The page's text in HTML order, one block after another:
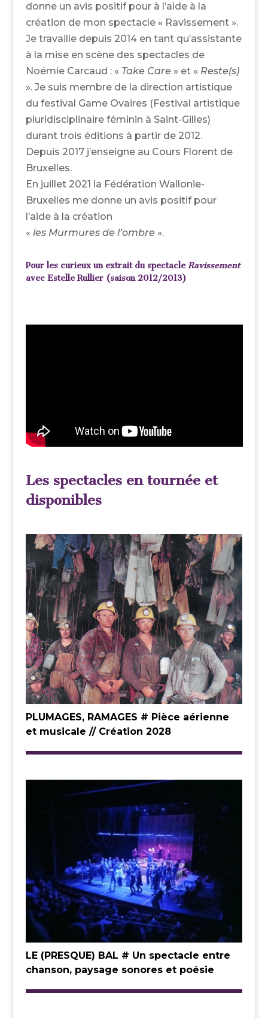
donne un avis positif pour à l’aide à la
création de mon spectacle « Ravissement ».
Je travaille depuis 2014 en tant qu’assistante
à la mise en scène des spectacles de
Noémie Carcaud : « Take Care» et « Reste(s)
». Je suis membre de la direction artistique
du festival Game Ovaires (Festival artistique
pluridisciplinaire féminin à Saint-Gilles)
durant trois éditions à partir de 2012.
Depuis 2017 j’enseigne au Cours Florent de
Bruxelles.
En juillet 2021 la Fédération Wallonie-
Bruxelles me donne un avis positif pour
l’aide à la création
« les Murmures de l’ombre».
Pour les curieux un extrait du spectacleRavissement
avec Estelle Rullier (saison 2012/2013)
Les spectacles en tournée et
disponibles
PLUMAGES, RAMAGES # Pièce aérienne
et musicale // Création 2028
LE (PRESQUE) BAL # Un spectacle entre
chanson, paysage sonores et poésie